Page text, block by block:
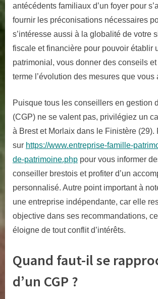
antécédents familiaux d’un foyer pour
fournir les préconisations nécessaires
s’intéresse aussi à la globalité de votre
fiscale et financière pour pouvoir établir
patrimonial, vous donner des conseils
terme l’évolution des mesures que vous
Puisque tous les conseillers en gestion
(CGP) ne se valent pas, privilégiez un
à Brest et Morlaix dans le Finistère (29).
sur https://www.entreprise-famille-
de-patrimoine.php pour vous informer
conseiller brestois et profiter d’un
personnalisé. Autre point important à
une entreprise indépendante, car elle
objective dans ses recommandations,
éloigne de tout conflit d’intérêts.
Quand faut-il se
d’un CGP ?